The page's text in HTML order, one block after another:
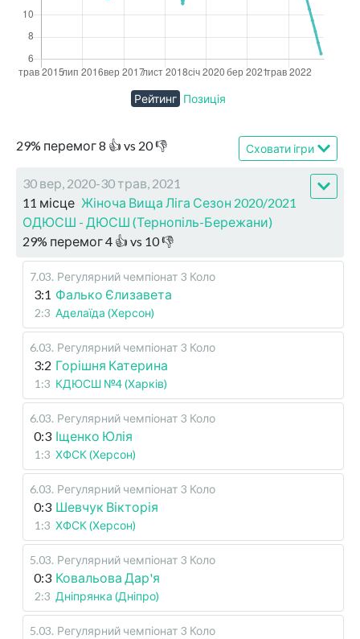
29% перемог8 👍 vs 20👎 Сховати ігри
30 вер, 2020-30 трав, 2021
11 місце Жіноча Вища Ліга Сезон 2020/2021
ОДЮСШ - ДЮСШ (Тернопіль-Бережани)
29% перемог4 👍 vs 10👎
7.03. Регулярний чемпіонат 3 Коло
3:1 Фалько Єлизавета
2:3 Аделаїда (Херсон)
6.03. Регулярний чемпіонат 3 Коло
3:2 Горішня Катерина
1:3 КДЮСШ №4 (Харків)
6.03. Регулярний чемпіонат 3 Коло
0:3 Іщенко Юлія
1:3 ХФСК (Херсон)
6.03. Регулярний чемпіонат 3 Коло
0:3 Шевчук Вікторія
1:3 ХФСК (Херсон)
5.03. Регулярний чемпіонат 3 Коло
0:3 Ковальова Дар'я
2:3 Дніпрянка (Дніпро)
5.03. Регулярний чемпіонат 3 Коло
Рейтинг Позиція